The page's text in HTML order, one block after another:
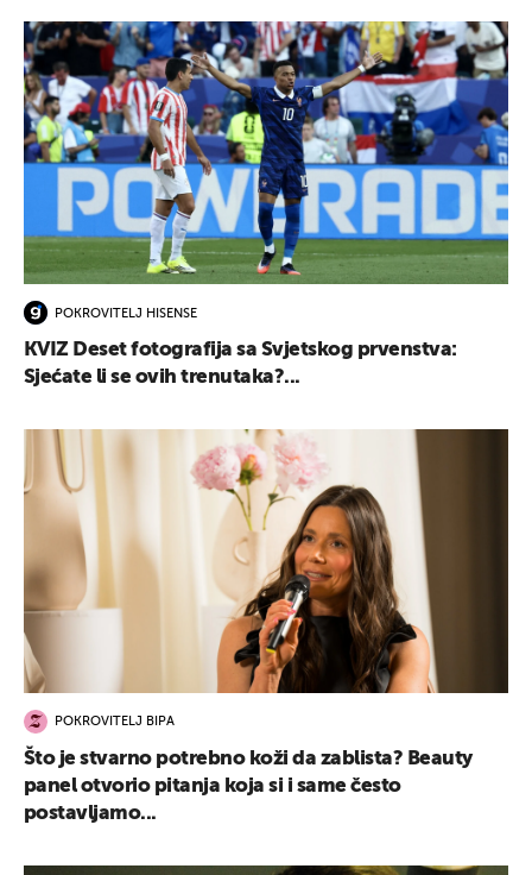
POKROVITELJ HISENSE
KVIZ Deset fotografija sa Svjetskog prvenstva:
Sjećate li se ovih trenutaka?...
POKROVITELJ BIPA
Što je stvarno potrebno koži da zablista? Beauty
panel otvorio pitanja koja si i same često
postavljamo...